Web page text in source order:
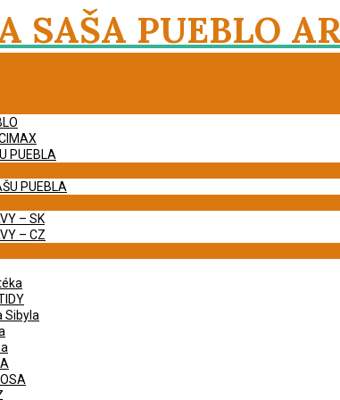
SAŠA PUEBLO
PUEBLA
PUEBLA
– SK
– CZ
Sibyla